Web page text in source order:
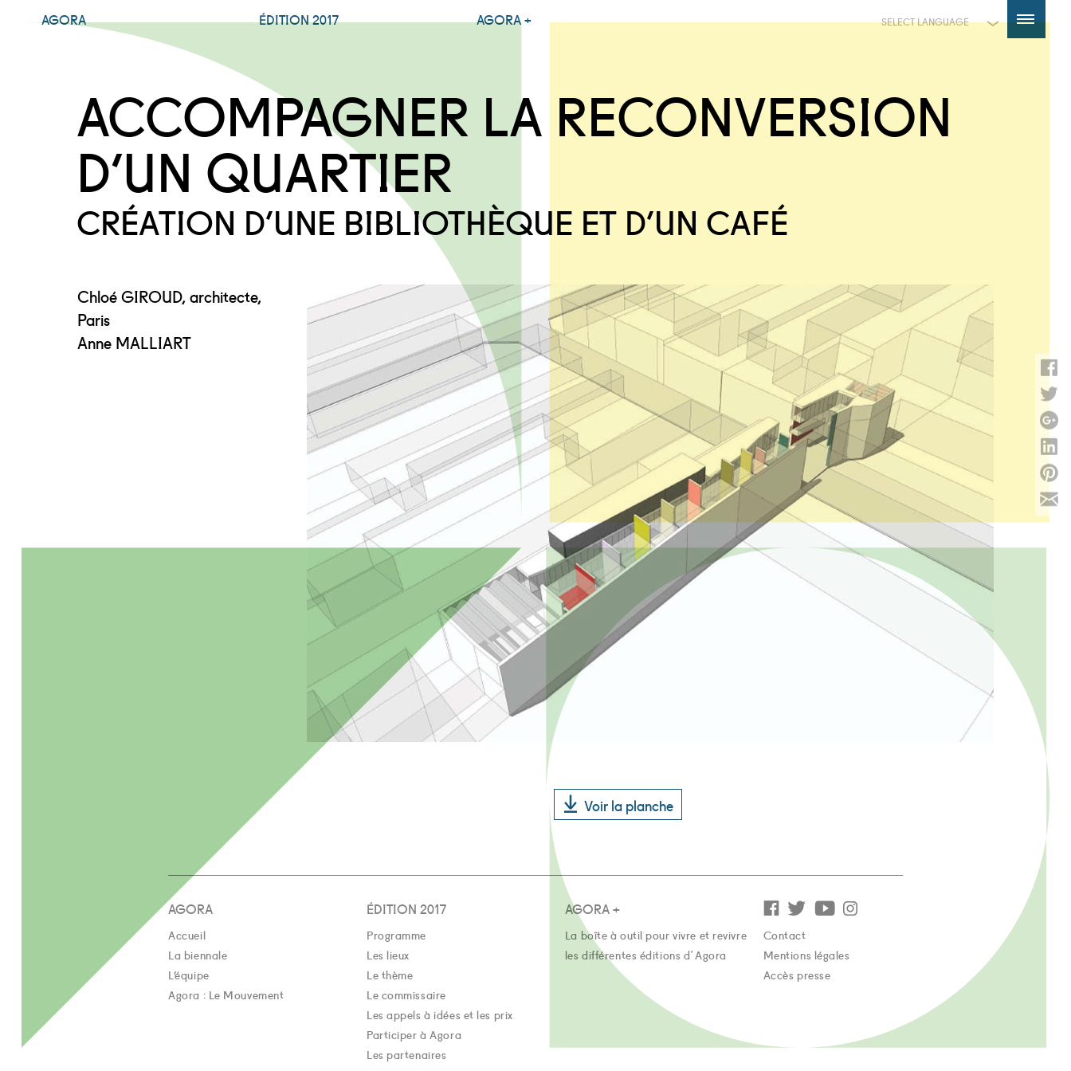
AGORA ÉDITION 2017 AGORA +
ACCOMPAGNER LA RECONVERSION
D’UN QUARTIER
CRÉATION D’UNE BIBLIOTHÈQUE ET D’UN CAFÉ
Chloé GIROUD, architecte,
Paris
Anne MALLIART
Voir la planche
AGORA
Accueil
La biennale
L’équipe
Agora : Le Mouvement
ÉDITION 2017
Programme
Les lieux
Le thème
Le commissaire
Les appels à idées et les prix
Participer à Agora
Les partenaires
AGORA +
La boîte à outil pour vivre et revivre
les différentes éditions d'Agora
Contact
Mentions légales
Accès presse